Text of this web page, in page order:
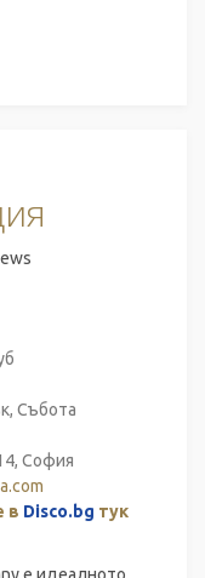
Събота
София
в Disco.bg тук